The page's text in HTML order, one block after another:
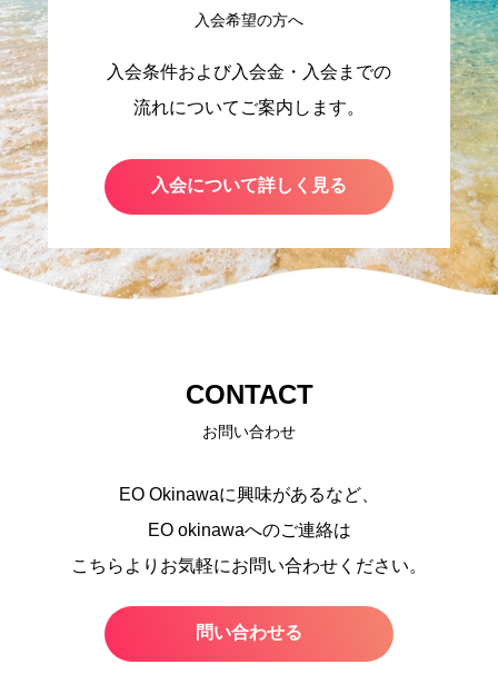
入会希望の方へ
入会条件および入会金・入会までの
流れについてご案内します。
入会について詳しく見る
CONTACT
お問い合わせ
EO Okinawaに興味があるなど、
EO okinawaへのご連絡は
こちらよりお気軽にお問い合わせください。
問い合わせる